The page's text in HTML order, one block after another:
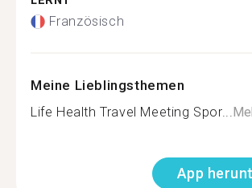
Französisch
Meine Lieblingsthemen
Life Health Travel Meeting Spor...
App